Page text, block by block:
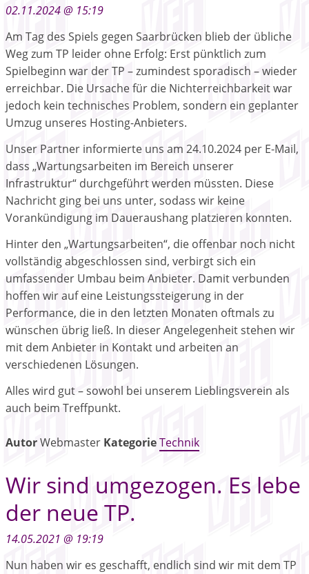
02.11.2024 @ 15:19
Am Tag des Spiels gegen Saarbrücken blieb der übliche
Weg zum TP leider ohne Erfolg: Erst pünktlich zum
Spielbeginn war der TP – zumindest sporadisch – wieder
erreichbar. Die Ursache für die Nichterreichbarkeit war
jedoch kein technisches Problem, sondern ein geplanter
Umzug unseres Hosting-Anbieters.
Unser Partner informierte uns am 24.10.2024 per E-Mail,
dass „Wartungsarbeiten im Bereich unserer
Infrastruktur“ durchgeführt werden müssten. Diese
Nachricht ging bei uns unter, sodass wir keine
Vorankündigung im Daueraushang platzieren konnten.
Hinter den „Wartungsarbeiten“, die offenbar noch nicht
vollständig abgeschlossen sind, verbirgt sich ein
umfassender Umbau beim Anbieter. Damit verbunden
hoffen wir auf eine Leistungssteigerung in der
Performance, die in den letzten Monaten oftmals zu
wünschen übrig ließ. In dieser Angelegenheit stehen wir
mit dem Anbieter in Kontakt und arbeiten an
verschiedenen Lösungen.
Alles wird gut – sowohl bei unserem Lieblingsverein als
auch beim Treffpunkt.
AutorWebmaster KategorieTechnik
Wir sind umgezogen. Es lebe
der neue TP.
14.05.2021 @ 19:19
Nun haben wir es geschafft, endlich sind wir mit dem TP